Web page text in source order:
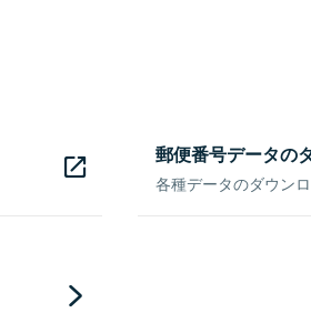
郵便番号データの
各種データのダウン